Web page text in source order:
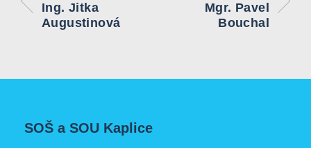
Kuchař-číšník
Informace pro rodiče 1. ročníků
Virtuální prohlídka
Bakaláři SOU
Ing. Jitka
Augustinová
Mgr. Pavel
Bouchal
SOŠ a SOU Kaplice